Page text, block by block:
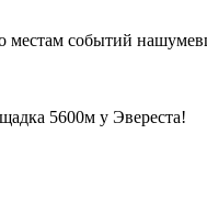
местам событий
5600м у Эвереста!